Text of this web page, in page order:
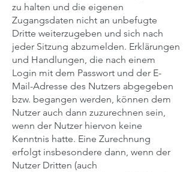
zu halten und die eigenen
Zugangsdaten nicht an unbefugte
Dritte weiterzugeben und sich nach
jeder Sitzung abzumelden. Erklärungen
und Handlungen, die nach einem
Login mit dem Passwort und der E-
Mail-Adresse des Nutzers abgegeben
bzw. begangen werden, können dem
Nutzer auch dann zuzurechnen sein,
wenn der Nutzer hiervon keine
Kenntnis hatte. Eine Zurechnung
erfolgt insbesondere dann, wenn der
Nutzer Dritten (auch